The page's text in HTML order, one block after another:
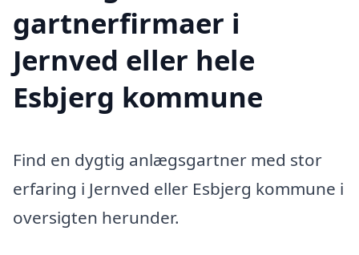
gartnerfirmaer i
Jernved eller hele
Esbjerg kommune
Find en dygtig anlægsgartner med stor
erfaring i Jernved eller Esbjerg kommune i
oversigten herunder.